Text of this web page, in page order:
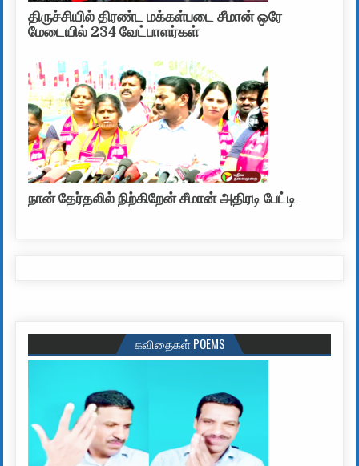
திருச்சியில் திரண்ட மக்கள்படை சீமான் ஒரே
மேடையில் 234 வேட்பாளர்கள்
நான் தேர்தலில் நிற்கிறேன் சீமான் அதிரடி பேட்டி
கவிதைகள் POEMS